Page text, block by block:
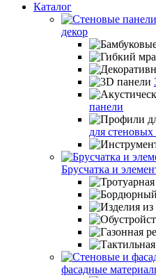
Каталог
декор
панели
для стеновых
Брусчатка и
фасадные